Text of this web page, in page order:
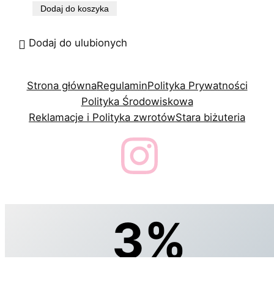
Dodaj do koszyka
Dodaj do ulubionych
Strona głównaRegulaminPolityka Prywatności
Polityka Środowiskowa
Reklamacje i Polityka zwrotówStara biżuteria
3%